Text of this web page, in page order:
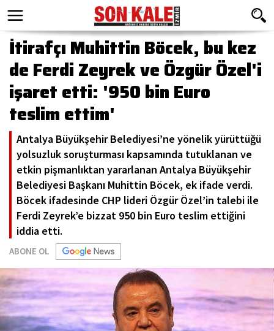
İtirafçı Muhittin Böcek, bu kez
de Ferdi Zeyrek ve Özgür Özel'i
işaret etti: '950 bin Euro
teslim ettim'
Antalya Büyükşehir Belediyesi’ne yönelik yürüttüğü
yolsuzluk soruşturması kapsamında tutuklanan ve
etkin pişmanlıktan yararlanan Antalya Büyükşehir
Belediyesi Başkanı Muhittin Böcek, ek ifade verdi.
Böcek ifadesinde CHP lideri Özgür Özel’in talebi ile
Ferdi Zeyrek’e bizzat 950 bin Euro teslim ettiğini
iddia etti.
ABONE OL